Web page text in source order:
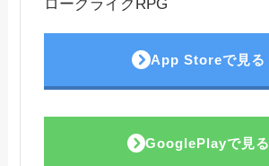
ローグライクRPG
App Storeで見る
GooglePlayで見る